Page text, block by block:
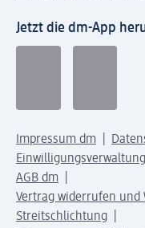
Jetzt die dm-App
Impressum dm
Einwilligungsverwaltung
AGB dm
Vertrag widerrufen
Streitschlichtung